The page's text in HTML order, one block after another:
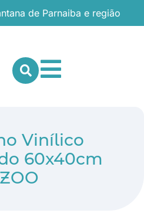
de Parnaiba e região
Vinílico
60x40cm